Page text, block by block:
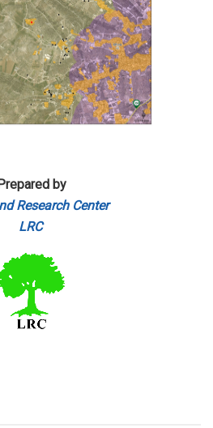
Prepared by
Research Center
LRC